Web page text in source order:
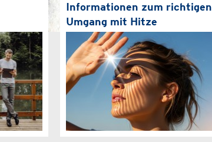
Informationen zum richtigen
Umgang mit Hitze